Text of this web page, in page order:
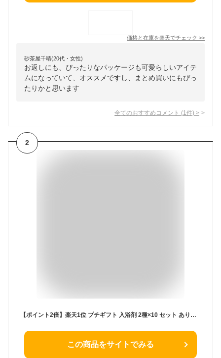
価格と在庫を楽天でチェック >>
砂茶屋千晴(20代・女性)
お返しにも、ぴったりなパッケージも可愛らしいアイテ
ムになっていて、オススメですし、まとめ買いにもぴっ
たりかと思います
全てのおすすめコメント (1 件) >
2
【ポイント2倍】楽天1位 プチギフト 入浴剤 2種×10 セット ありがとう お世話になりました 退職 個包装 小分 おしゃれ プチプラ お返 プレゼント ばらまき 300円 500円 日本製 女性 男性 挨拶 転勤 異動 メッセージ お礼 お祝 母の日 実用的
この商品をサイトでみる